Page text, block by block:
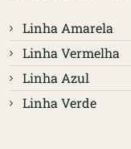
Linha Amarela
Linha Vermelha
Linha Azul
Linha Verde